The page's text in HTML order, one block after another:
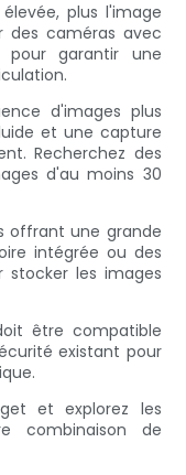
plus l'image
des caméras avec
pour garantir une
d'images plus
et une capture
Recherchez des
d'au moins 30
offrant une grande
intégrée ou des
stocker les images
être compatible
existant pour
et explorez les
combinaison de